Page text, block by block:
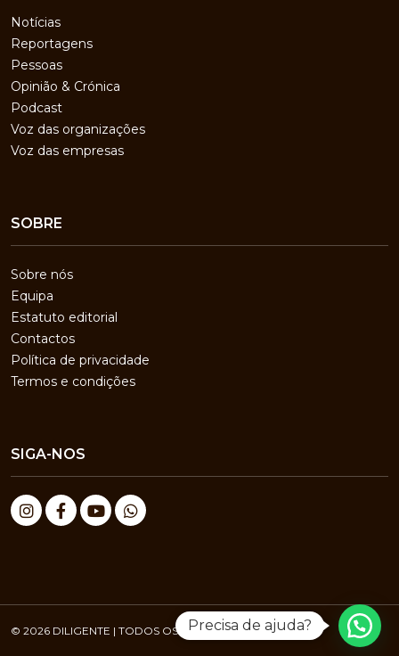
Notícias
Reportagens
Pessoas
Opinião & Crónica
Podcast
Voz das organizações
Voz das empresas
SOBRE
Sobre nós
Equipa
Estatuto editorial
Contactos
Política de privacidade
Termos e condições
SIGA-NOS
© 2026 DILIGENTE | TODOS OS DIREITOS RESERVADOS
Precisa de ajuda?